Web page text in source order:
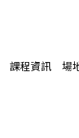
課程資訊 場